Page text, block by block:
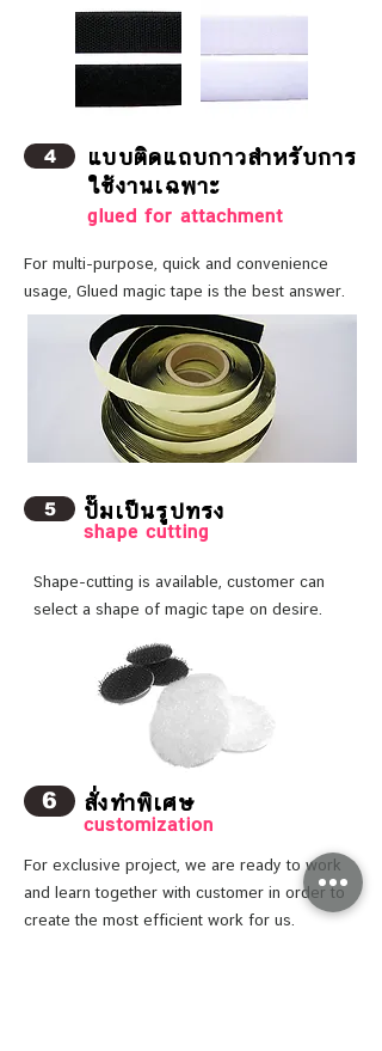
4 แบบติดแถบกาวสำหรับการ
ใช้งานเฉพาะ
glued for attachment
For multi-purpose, quick and convenience
usage, Glued magic tape is the best answer.
5
shape cutting
ปั๊มเป็นรูปทรง
Shape-cutting is available, customer can
select a shape of magic tape on desire.
6 สั่งทำพิเศษ
customization
For exclusive project, we are ready to work
and learn together with customer in order to
create the most efficient work for us.